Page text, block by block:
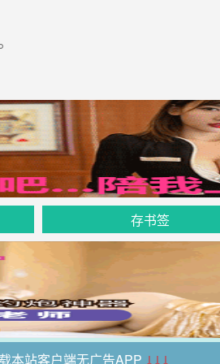
存书签
本站客户端无广告APP ↓↓↓